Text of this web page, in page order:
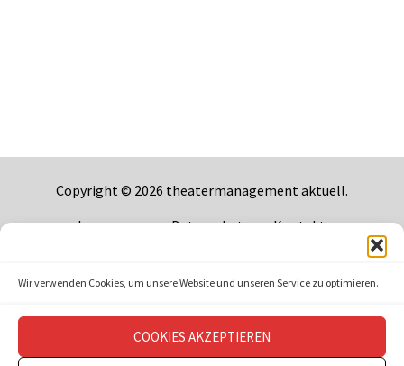
Wir verwenden Cookies, um unsere Website und unseren Service zu optimieren.
COOKIES AKZEPTIEREN
Copyright © 2026 theatermanagement aktuell.
Impressum
Datenschutz Kontakt